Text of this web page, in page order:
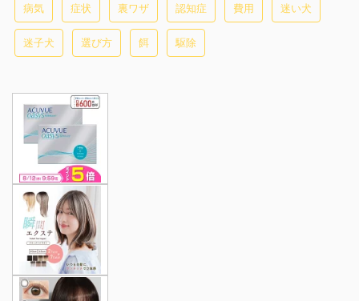
病気 症状 裏ワザ 認知症 費用 迷い犬
迷子犬 選び方 餌 駆除